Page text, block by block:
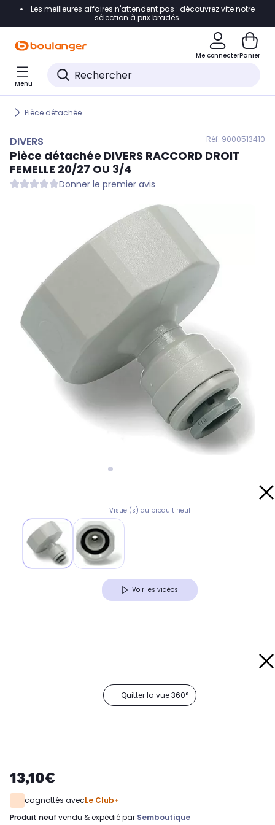
Accéder directement à la navigation
Accéder directement au pied de page
Accéder directement au chatbot
Les meilleures affaires n'attendent pas : découvrez vite notre
sélection à prix bradés.
Me connecterPanier
Menu
Pièce détachée
DIVERS Réf. 9000513410
Pièce détachée DIVERS RACCORD DROIT
FEMELLE 20/27 OU 3/4
Donner le premier avis
Visuel(s) du produit neuf
Voir les vidéos
Quitter la vue 360°
13,10€
cagnottés avecLe Club+
produit neuf vendu & expédié par Semboutique